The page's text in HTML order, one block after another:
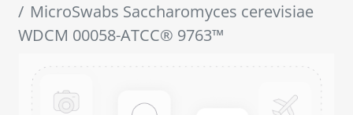
MicroSwabs Saccharomyces cerevisiae
WDCM 00058-ATCC® 9763™